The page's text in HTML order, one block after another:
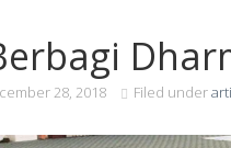
28, 2018 Filed under